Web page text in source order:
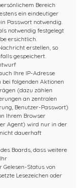
Bereich
ein eindeutiger
Passwort notwendig.
notwendig festgelegt
ersichtlich.
erstellen, so
gespeichert.
Ihre IP-Adresse
folgenden Aktionen
(dazu zählen
an zentralen
Benutzer-Passwort)
Ihrem Browser
Agent) wird nur in der
dauerhaft
Boards, dass weitere
Status von
Lesezeichen oder